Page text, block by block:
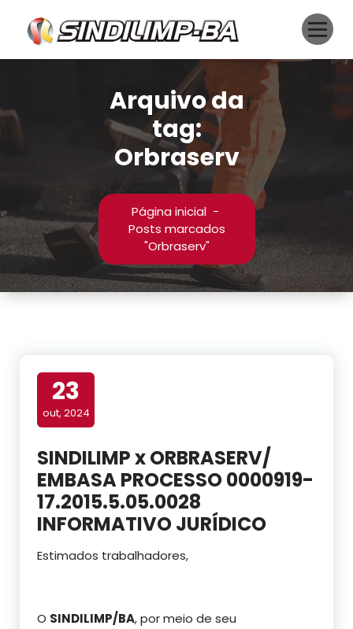
conteúdo
Arquivo da
tag:
Orbraserv
Página inicial-
Posts marcados
"Orbraserv"
23
out, 2024
SINDILIMP x ORBRASERV/
EMBASA PROCESSO 0000919-
17.2015.5.05.0028
INFORMATIVO JURÍDICO
Estimados trabalhadores,
O SINDILIMP/BA, por meio de seu